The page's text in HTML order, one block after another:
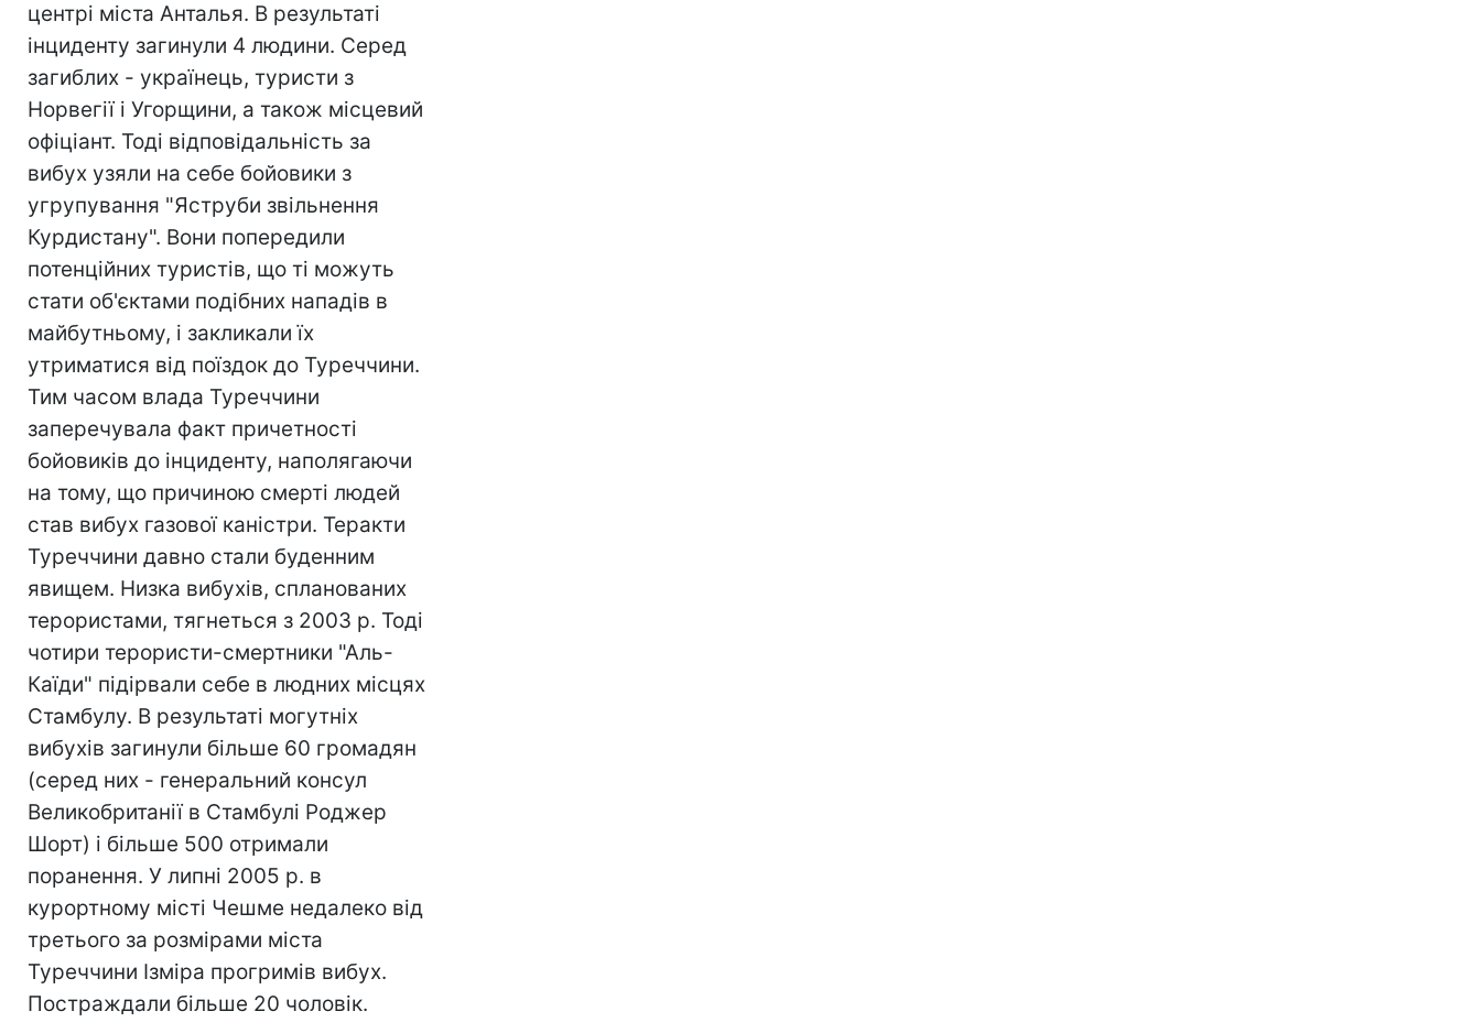
центрі міста Анталья. В результаті
інциденту загинули 4 людини. Серед
загиблих - українець, туристи з
Норвегії і Угорщини, а також місцевий
офіціант. Тоді відповідальність за
вибух узяли на себе бойовики з
угрупування "Яструби звільнення
Курдистану". Вони попередили
потенційних туристів, що ті можуть
стати об'єктами подібних нападів в
майбутньому, і закликали їх
утриматися від поїздок до Туреччини.
Тим часом влада Туреччини
заперечувала факт причетності
бойовиків до інциденту, наполягаючи
на тому, що причиною смерті людей
став вибух газової каністри. Теракти
Туреччини давно стали буденним
явищем. Низка вибухів, спланованих
терористами, тягнеться з 2003 р. Тоді
чотири терористи-смертники "Аль-
Каїди" підірвали себе в людних місцях
Стамбулу. В результаті могутніх
вибухів загинули більше 60 громадян
(серед них - генеральний консул
Великобританії в Стамбулі Роджер
Шорт) і більше 500 отримали
поранення. У липні 2005 р. в
курортному місті Чешме недалеко від
третього за розмірами міста
Туреччини Ізміра прогримів вибух.
Постраждали більше 20 чоловік.